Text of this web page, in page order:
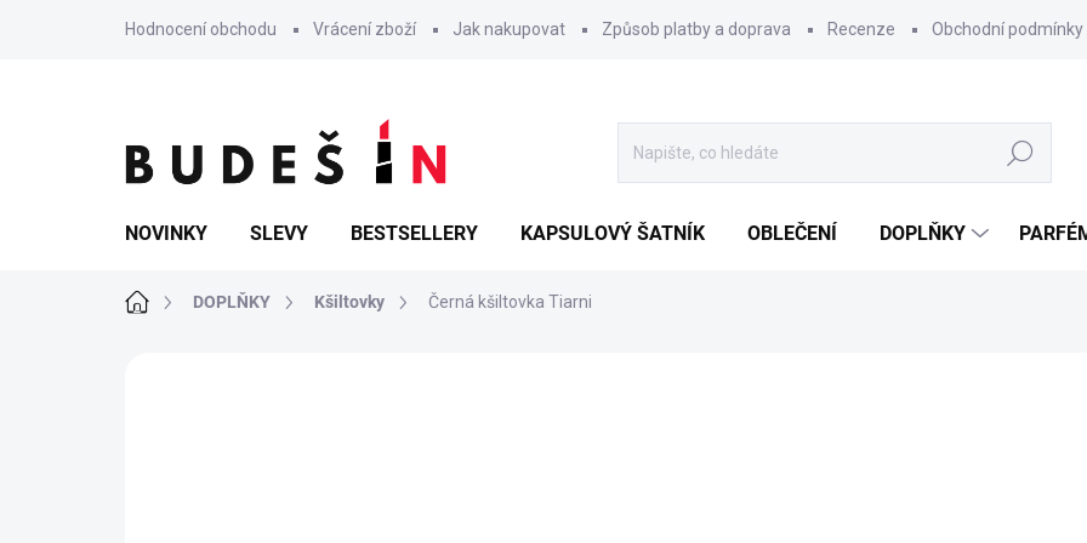
Hodnocení obchodu Vrácení zboží Jak nakupovat Způsob platby a doprava Recenze Obchodní podmínky
Hledat
NOVINKY SLEVY BESTSELLERY KAPSULOVÝ ŠATNÍK OBLEČENÍ DOPLŇKY
Domů DOPLŇKY Kšiltovky Černá kšiltovka Tiarni